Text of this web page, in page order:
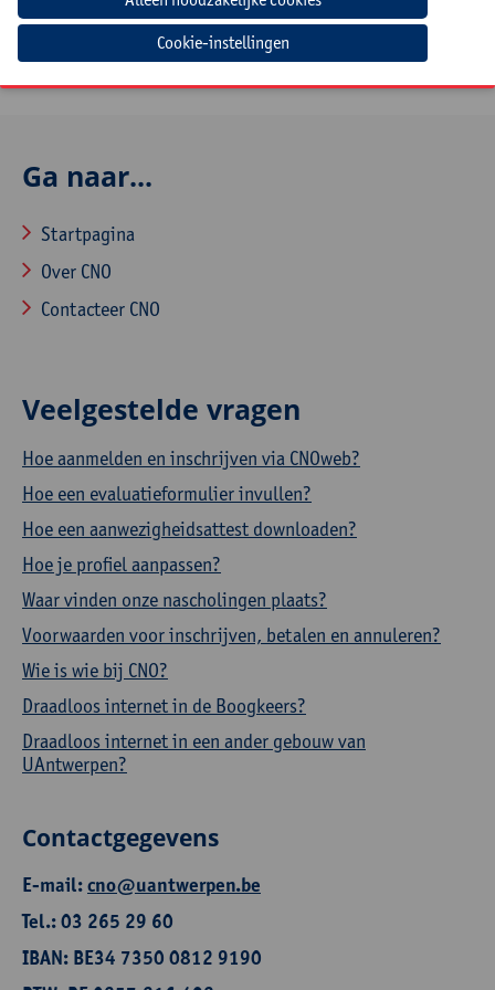
Startdatum - Titel
27-01-2027 -Omgaan met weerstand bij
veranderingsprocessen
Ga naar...
Startpagina
Over CNO
Contacteer CNO
Veelgestelde vragen
Hoe aanmelden en inschrijven via CNOweb?
Hoe een evaluatieformulier invullen?
Hoe een aanwezigheidsattest downloaden?
Hoe je profiel aanpassen?
Waar vinden onze nascholingen plaats?
Voorwaarden voor inschrijven, betalen en annuleren?
Wie is wie bij CNO?
Draadloos internet in de Boogkeers?
Draadloos internet in een ander gebouw van
UAntwerpen?
Contactgegevens
E-mail:cno@uantwerpen.be
Tel.: 03 265 29 60
IBAN: BE34 7350 0812 9190
Cookie-instellingen